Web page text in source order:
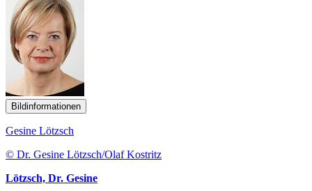
Bildinformationen
Gesine Lötzsch
© Dr. Gesine Lötzsch/Olaf Kostritz
Lötzsch, Dr. Gesine